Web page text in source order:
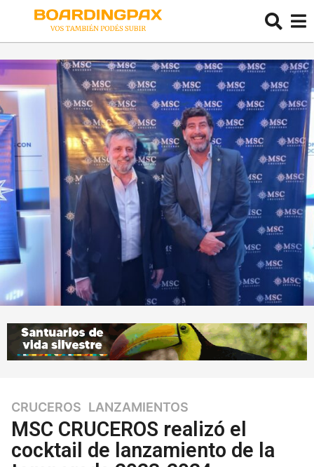
4
a
ñ
o
CRUCEROS ,LANZAMIENTOS
MSC CRUCEROS realizó el
cocktail de lanzamiento de la